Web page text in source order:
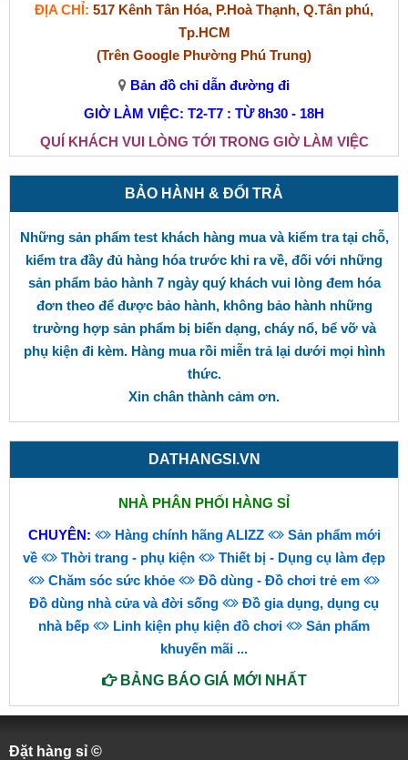
ĐỊA CHỈ: 517 Kênh Tân Hóa, P.Hoà Thạnh, Q.Tân phú,
Tp.HCM
(Trên Google Phường Phú Trung)
Bản đồ chỉ dẫn đường đi
GIỜ LÀM VIỆC: T2-T7 : TỪ 8h30 - 18H
QUÍ KHÁCH VUI LÒNG TỚI TRONG GIỜ LÀM VIỆC
BẢO HÀNH & ĐỔI TRẢ
Những sản phẩm test khách hàng mua và kiểm tra tại chỗ,
kiểm tra đầy đủ hàng hóa trước khi ra về, đối với những
sản phẩm bảo hành 7 ngày quý khách vui lòng đem hóa
đơn theo để được bảo hành, không bảo hành những
trường hợp sản phẩm bị biến dạng, cháy nổ, bể vỡ và
phụ kiện đi kèm. Hàng mua rồi miễn trả lại dưới mọi hình
thức.
Xin chân thành cảm ơn.
DATHANGSI.VN
NHÀ PHÂN PHỐI HÀNG SỈ
CHUYÊN: Hàng chính hãng ALIZZ
Sản phẩm mới
về
Thời trang - phụ kiện
Thiết bị - Dụng cụ làm đẹp
Chăm sóc sức khỏe
Đồ dùng - Đồ chơi trẻ em
Đồ dùng nhà cửa và đời sống
Đồ gia dụng, dụng cụ
nhà bếp
Linh kiện phụ kiện đồ chơi
Sản phẩm
khuyến mãi ...
BẢNG BÁO GIÁ MỚI NHẤT
Đặt hàng sỉ ©